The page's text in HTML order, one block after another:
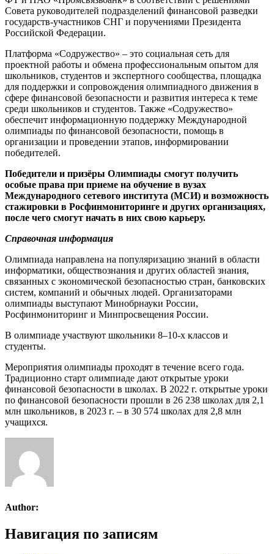
Совета руководителей подразделений финансовой разведки
государств-участников СНГ и поручениями Президента
Российской Федерации.
Платформа «Содружество» – это социальная сеть для
проектной работы и обмена профессиональным опытом для
школьников, студентов и экспертного сообщества, площадка
для поддержки и сопровождения олимпиадного движения в
сфере финансовой безопасности и развития интереса к теме
среди школьников и студентов. Также «Содружество»
обеспечит информационную поддержку Международной
олимпиады по финансовой безопасности, помощь в
организации и проведении этапов, информировании
победителей.
Победители и призёры Олимпиады смогут получить
особые права при приеме на обучение в вузах
Международного сетевого института (МСИ) и возможность
стажировки в Росфинмониторинге и других организациях,
после чего смогут начать в них свою карьеру.
Справочная информация
Олимпиада направлена на популяризацию знаний в области
информатики, обществознания и других областей знания,
связанных с экономической безопасностью стран, банковских
систем, компаний и обычных людей. Организаторами
олимпиады выступают Минобрнауки России,
Росфинмониторинг и Минпросвещения России.
В олимпиаде участвуют школьники 8–10-х классов и
студенты.
Мероприятия олимпиады проходят в течение всего года.
Традиционно старт олимпиаде дают открытые уроки
финансовой безопасности в школах. В 2022 г. открытые уроки
по финансовой безопасности прошли в 26 238 школах для 2,1
млн школьников, в 2023 г. – в 30 574 школах для 2,8 млн
учащихся.
Author:
Навигация по записям